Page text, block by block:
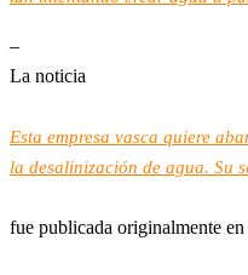
–
La noticia
Esta empresa vasca quiere
la desalinización de agua. Su
fue publicada originalmente en